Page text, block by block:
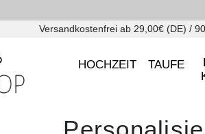
Versandkostenfrei ab 29,00€ (DE) /
HOCHZEIT TAUFE